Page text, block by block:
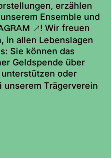
erzählen
Ensemble und
! Wir freuen
in allen Lebenslagen
Geldspende über
oder
unserem Trägerverein